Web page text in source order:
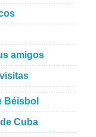
amigos
Béisbol
Cuba